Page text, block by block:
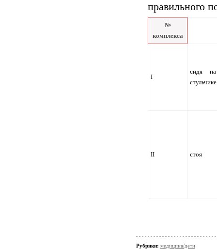
правильного
№
комплекса
I
сидя
стульчике
II стоя
Рубрики: медицина/дети